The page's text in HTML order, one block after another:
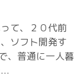
て、２０代前
ソフト開発す
、普通に一人暮